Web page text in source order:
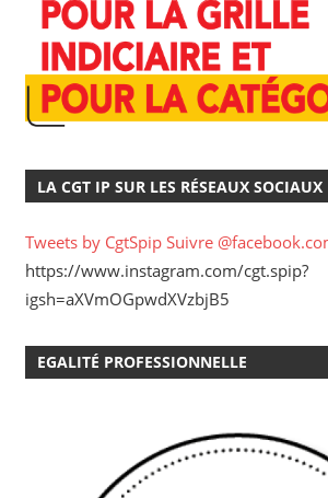
LA CGT IP SUR LES RÉSEAUX SOCIAUX
Tweets by CgtSpip Suivre
https://www.instagram.com/cgt.spip?
igsh=aXVmOGpwdXVzbjB5
EGALITÉ PROFESSIONNELLE